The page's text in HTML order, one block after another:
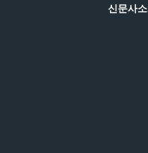
신문사